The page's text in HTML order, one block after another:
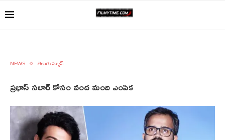
NEWS తెలుగు న్యూస్
ప్రభాస్ సలార్ కోసం వంద మంది ఎంపిక